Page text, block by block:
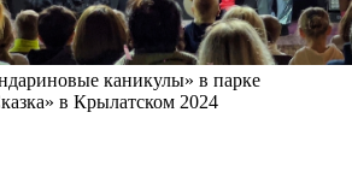
каникулы» в парке
в Крылатском 2024